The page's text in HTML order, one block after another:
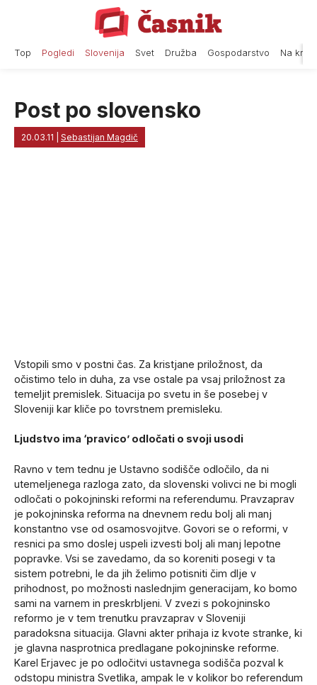
Top Pogledi Slovenija Svet Družba Gospodarstvo Na
Post po slovensko
20.03.11 Sebastijan Magdič
Vstopili smo v postni čas. Za kristjane priložnost, da
očistimo telo in duha, za vse ostale pa vsaj priložnost za
temeljit premislek. Situacija po svetu in še posebej v
Sloveniji kar kliče po tovrstnem premisleku.
Ljudstvo ima ‘pravico’ odločati o svoji usodi
Ravno v tem tednu je Ustavno sodišče odločilo, da ni
utemeljenega razloga zato, da slovenski volivci ne bi mogli
odločati o pokojninski reformi na referendumu. Pravzaprav
je pokojninska reforma na dnevnem redu bolj ali manj
konstantno vse od osamosvojitve. Govori se o reformi, v
resnici pa smo doslej uspeli izvesti bolj ali manj lepotne
popravke. Vsi se zavedamo, da so koreniti posegi v ta
sistem potrebni, le da jih želimo potisniti čim dlje v
prihodnost, po možnosti naslednjim generacijam, ko bomo
sami na varnem in preskrbljeni. V zvezi s pokojninsko
reformo je v tem trenutku pravzaprav v Sloveniji
paradoksna situacija. Glavni akter prihaja iz kvote stranke, ki
je glavna nasprotnica predlagane pokojninske reforme.
Karel Erjavec je po odločitvi ustavnega sodišča pozval k
odstopu ministra Svetlika, ampak le v kolikor bo referendum